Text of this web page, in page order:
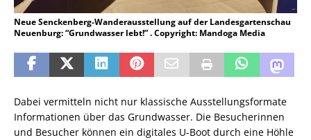
Neue Senckenberg-Wanderausstellung auf der Landesgartenschau
Neuenburg: “Grundwasser lebt!” . Copyright: Mandoga Media
Dabei vermitteln nicht nur klassische Ausstellungsformate
Informationen über das Grundwasser. Die Besucherinnen
und Besucher können ein digitales U-Boot durch eine Höhle